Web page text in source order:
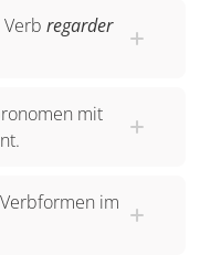
regarder
mit
im